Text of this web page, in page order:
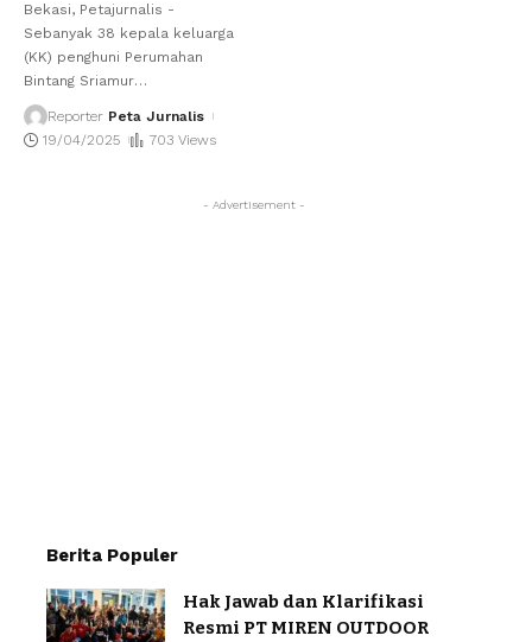
Bekasi, Petajurnalis -
Sebanyak 38 kepala keluarga
(KK) penghuni Perumahan
Bintang Sriamur…
Reporter Peta Jurnalis
19/04/2025
703 Views
- Advertisement -
Berita Populer
Hak Jawab dan Klarifikasi
Resmi PT MIREN OUTDOOR